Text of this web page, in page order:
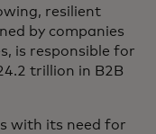
resilient
by companies
is responsible for
trillion in B2B
with its need for